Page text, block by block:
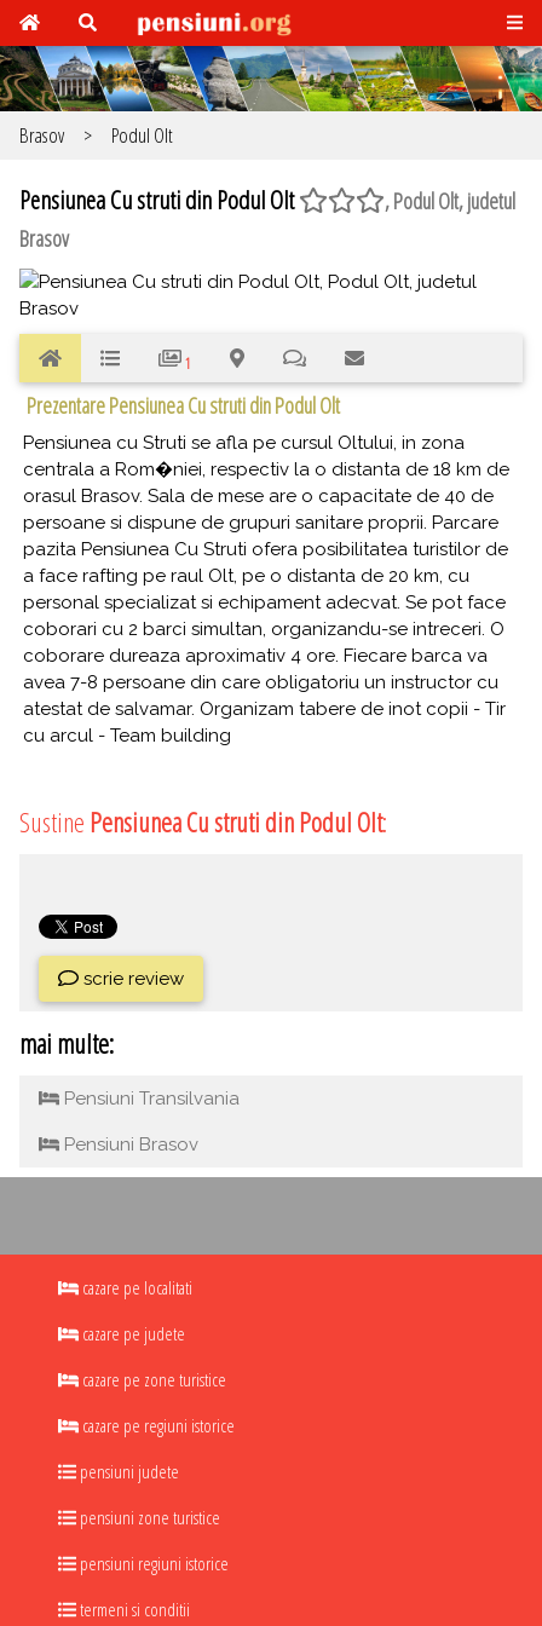
Brasov > Podul Olt
Pensiunea Cu struti din Podul Olt
, Podul Olt, judetul
Brasov
1
Prezentare Pensiunea Cu struti din Podul Olt
Pensiunea cu Struti se afla pe cursul Oltului, in zona
centrala a Rom�niei, respectiv la o distanta de 18 km de
orasul Brasov. Sala de mese are o capacitate de 40 de
persoane si dispune de grupuri sanitare proprii. Parcare
pazita Pensiunea Cu Struti ofera posibilitatea turistilor de
a face rafting pe raul Olt, pe o distanta de 20 km, cu
personal specializat si echipament adecvat. Se pot face
coborari cu 2 barci simultan, organizandu-se intreceri. O
coborare dureaza aproximativ 4 ore. Fiecare barca va
avea 7-8 persoane din care obligatoriu un instructor cu
atestat de salvamar. Organizam tabere de inot copii - Tir
cu arcul - Team building
Sustine Pensiunea Cu struti din Podul Olt:
scrie review
mai multe:
Pensiuni Transilvania
Pensiuni Brasov
cazare pe localitati
cazare pe judete
cazare pe zone turistice
cazare pe regiuni istorice
pensiuni judete
pensiuni zone turistice
pensiuni regiuni istorice
termeni si conditii